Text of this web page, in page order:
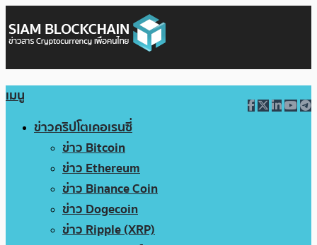
เมนู
ข่าวคริปโตเคอเรนซี่
ข่าว Bitcoin
ข่าว Ethereum
ข่าว Binance Coin
ข่าว Dogecoin
ข่าว Ripple (XRP)